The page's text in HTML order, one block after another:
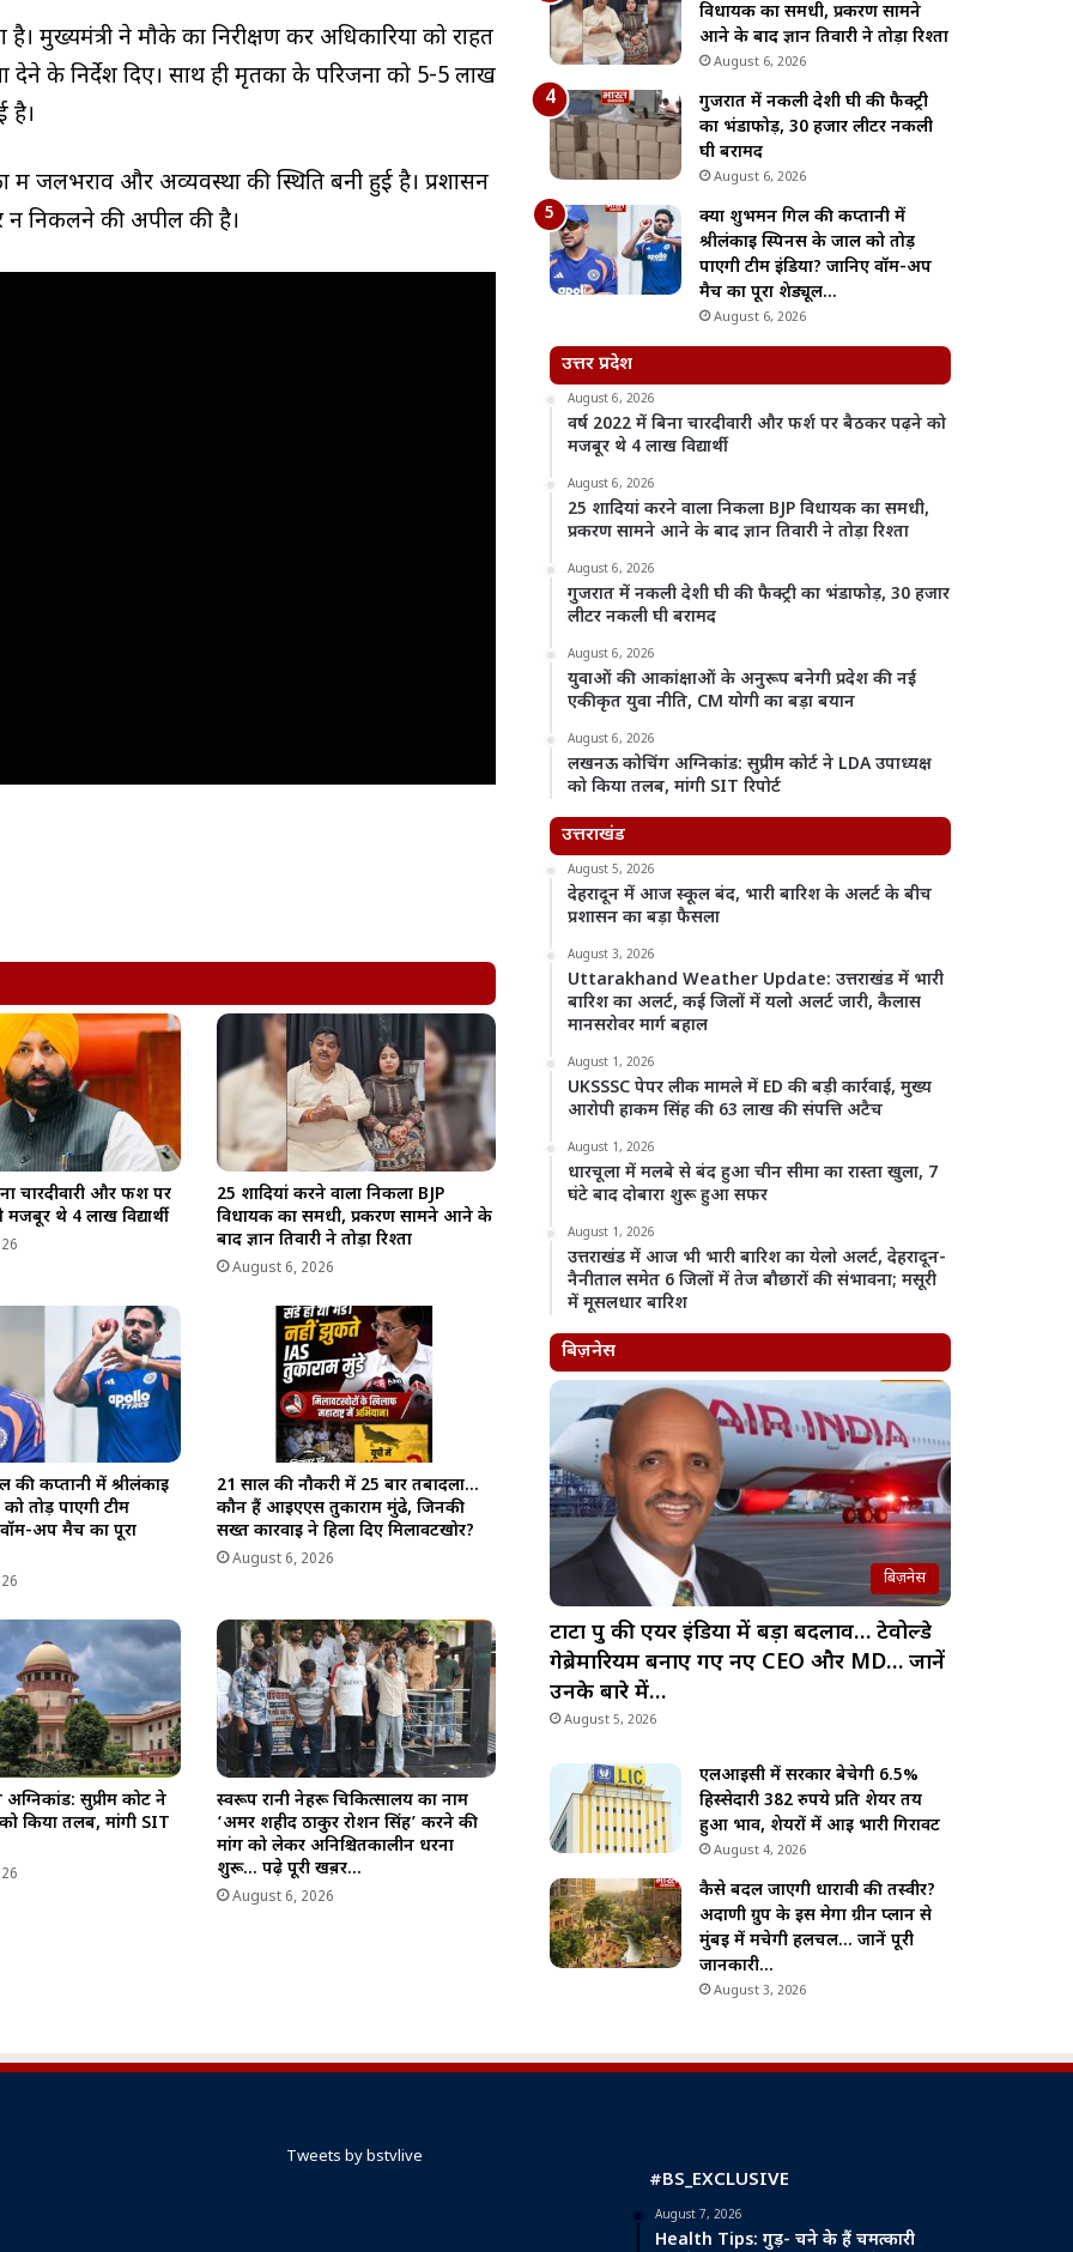
मुख्यमंत्री ने मौके का निरीक्षण कर अधिकारियों को राहत
देने के निर्देश दिए। साथ ही मृतकों के परिजनों को 5-5 लाख
है।
में जलभराव और अव्यवस्था की स्थिति बनी हुई है। प्रशासन
निकलने की अपील की है।
चारदीवारी और फर्श पर
थे 4 लाख विद्यार्थी
25 शादियां करने वाला निकला BJP
विधायक का समधी, प्रकरण सामने आने के
बाद ज्ञान तिवारी ने तोड़ा रिश्ता
August 6, 2026
की कप्तानी में श्रीलंकाई
तोड़ पाएगी टीम
अप मैच का पूरा
21 साल की नौकरी में 25 बार तबादला…
कौन हैं आईएएस तुकाराम मुंढे, जिनकी
सख्त कार्रवाई ने हिला दिए मिलावटखोर?
August 6, 2026
सुप्रीम कोर्ट ने
किया तलब, मांगी SIT
स्वरूप रानी नेहरू चिकित्सालय का नाम
‘अमर शहीद ठाकुर रोशन सिंह’ करने की
मांग को लेकर अनिश्चितकालीन धरना
शुरू… पढ़े पूरी खब़र…
August 6, 2026
विधायक का समधी, प्रकरण सामने
आने के बाद ज्ञान तिवारी ने तोड़ा रिश्ता
August 6, 2026
गुजरात में नकली देशी घी की फैक्ट्री
का भंडाफोड़, 30 हजार लीटर नकली
घी बरामद
August 6, 2026
क्या शुभमन गिल की कप्तानी में
श्रीलंकाई स्पिनर्स के जाल को तोड़
पाएगी टीम इंडिया? जानिए वॉर्म-अप
मैच का पूरा शेड्यूल…
August 6, 2026
उत्तर प्रदेश
August 6, 2026
वर्ष 2022 में बिना चारदीवारी और फर्श पर बैठकर पढ़ने को
मजबूर थे 4 लाख विद्यार्थी
August 6, 2026
25 शादियां करने वाला निकला BJP विधायक का समधी,
प्रकरण सामने आने के बाद ज्ञान तिवारी ने तोड़ा रिश्ता
August 6, 2026
गुजरात में नकली देशी घी की फैक्ट्री का भंडाफोड़, 30 हजार
लीटर नकली घी बरामद
August 6, 2026
युवाओं की आकांक्षाओं के अनुरूप बनेगी प्रदेश की नई
एकीकृत युवा नीति, CM योगी का बड़ा बयान
August 6, 2026
लखनऊ कोचिंग अग्निकांड: सुप्रीम कोर्ट ने LDA उपाध्यक्ष
को किया तलब, मांगी SIT रिपोर्ट
उत्तराखंड
August 5, 2026
देहरादून में आज स्कूल बंद, भारी बारिश के अलर्ट के बीच
प्रशासन का बड़ा फैसला
August 3, 2026
Uttarakhand Weather Update: उत्तराखंड में भारी
बारिश का अलर्ट, कई जिलों में यलो अलर्ट जारी, कैलास
मानसरोवर मार्ग बहाल
August 1, 2026
UKSSSC पेपर लीक मामले में ED की बड़ी कार्रवाई, मुख्य
आरोपी हाकम सिंह की 63 लाख की संपत्ति अटैच
August 1, 2026
धारचूला में मलबे से बंद हुआ चीन सीमा का रास्ता खुला, 7
घंटे बाद दोबारा शुरू हुआ सफर
August 1, 2026
उत्तराखंड में आज भी भारी बारिश का येलो अलर्ट, देहरादून-
नैनीताल समेत 6 जिलों में तेज बौछारों की संभावना; मसूरी
में मूसलधार बारिश
बिज़नेस
बिज़नेस
टाटा ग्रुप की एयर इंडिया में बड़ा बदलाव… टेवोल्डे
गेब्रेमारियम बनाए गए नए CEO और MD… जानें
उनके बारे में…
August 5, 2026
एलआईसी में सरकार बेचेगी 6.5%
हिस्सेदारी 382 रुपये प्रति शेयर तय
हुआ भाव, शेयरों में आई भारी गिरावट
August 4, 2026
कैसे बदल जाएगी धारावी की तस्वीर?
अदाणी ग्रुप के इस मेगा ग्रीन प्लान से
मुंबई में मचेगी हलचल… जानें पूरी
जानकारी…
August 3, 2026
Tweets by bstvlive
#BS_EXCLUSIVE
August 7, 2026
Health Tips: गुड़- चने के हैं चमत्कारी